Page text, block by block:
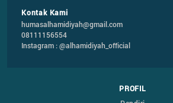
Kontak Kami
humasalhamidiyah@gmail.com
08111156554
Instagram : @alhamidiyah_official
PROFIL